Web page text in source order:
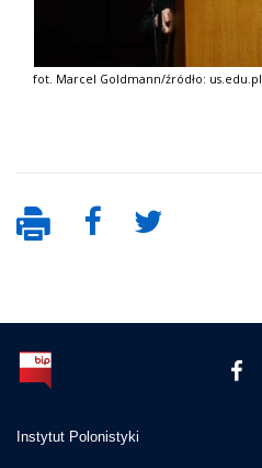
fot. Marcel Goldmann/źródło: us.edu.pl
Instytut Polonistyki